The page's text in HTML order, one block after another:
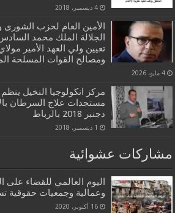
4 ديسمبر، 2018
الأمين العام لحزب
الجلالة الملك محمد
تعيين ولي العهد الأمير
ومصالح القوات المسلحة
4 مايو، 2026
مركز انكولوجيا النخيل
دجنبر 2018 بالرباط
1 ديسمبر، 2018
مشاركات عشوائية
اليوم العالمي للقضاء على
وعمالية وجمعيات حقوقية
16 أكتوبر، 2020